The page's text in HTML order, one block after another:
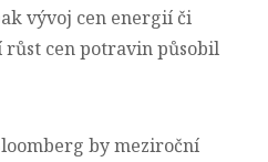
vývoj cen energií či
růst cen potravin působil
by meziroční